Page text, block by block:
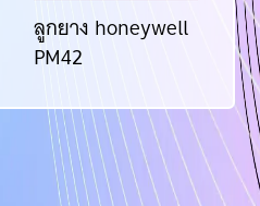
ลูกยาง honeywell
PM42
หั